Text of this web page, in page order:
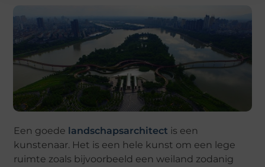
Een goede landschapsarchitect is een
kunstenaar. Het is een hele kunst om een lege
ruimte zoals bijvoorbeeld een weiland zodanig